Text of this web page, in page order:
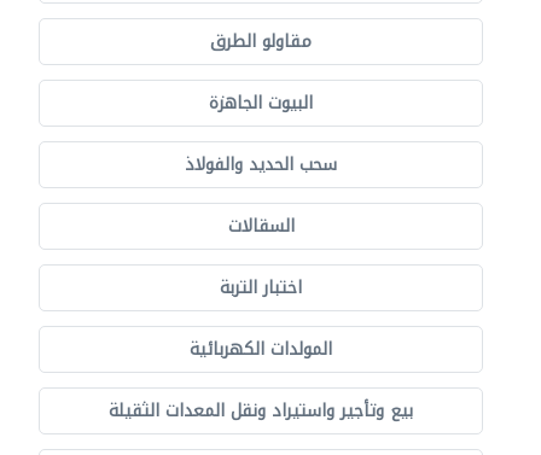
مقاولو الطرق
البيوت الجاهزة
سحب الحديد والفولاذ
السقالات
اختبار التربة
المولدات الكهربائية
بيع وتأجير واستيراد ونقل المعدات الثقيلة